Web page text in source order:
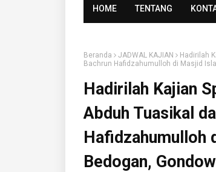
HOME TENTANG
Beranda JADWAL KAJIAN
Hadirilah
Bachrun Hafidzahumulloh di Masjid
Hadirilah Kajian
Abduh Tuasikal
Hafidzahumulloh
Bedogan,